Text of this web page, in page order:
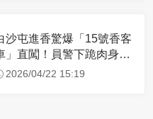
沙屯進香驚爆「15號香客
」直闖！員警下跪肉身擋
：讓行人先過
2026/04/22 15:19